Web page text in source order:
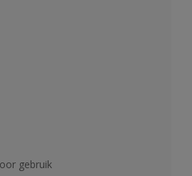
gebruik